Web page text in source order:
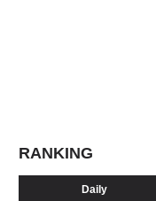
RANKING
Daily